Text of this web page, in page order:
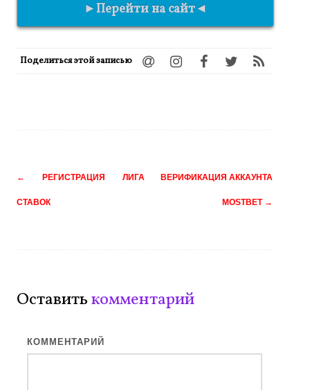
►Перейти на сайт◄
Поделиться этой записью
Навигация
← РЕГИСТРАЦИЯ ЛИГА
СТАВОК
ВЕРИФИКАЦИЯ АККАУНТА
MOSTBET →
Оставитькомментарий
КОММЕНТАРИЙ